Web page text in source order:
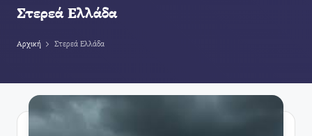
Στερεά Ελλάδα
Αρχική Στερεά Ελλάδα